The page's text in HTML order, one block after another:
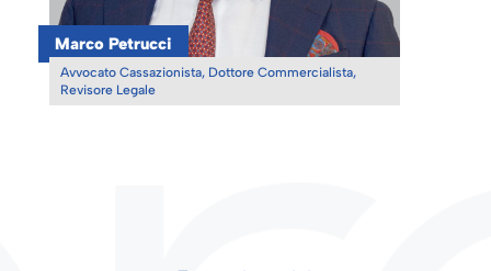
Marco Petrucci
Avvocato Cassazionista, Dottore Commercialista,
Revisore Legale